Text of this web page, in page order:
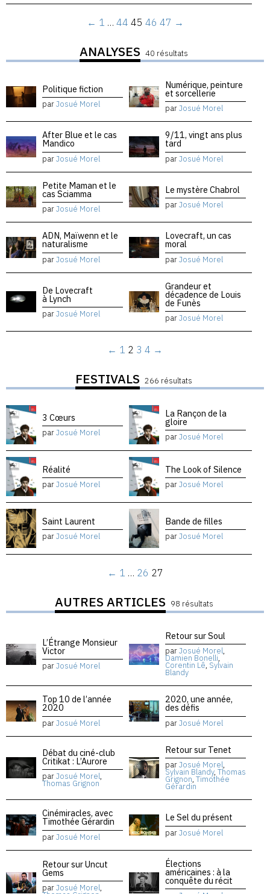
← 1 … 44 45 46 47 →
ANALYSES 40 résultats
Politique fiction
parJosué Morel
Numérique, peinture
et sorcellerie
parJosué Morel
After Blue et le cas
Mandico
parJosué Morel
9/11, vingt ans plus
tard
parJosué Morel
Petite Maman et le
cas Sciamma
parJosué Morel
Le mystère Chabrol
parJosué Morel
ADN, Maïwenn et le
naturalisme
parJosué Morel
Lovecraft, un cas
moral
parJosué Morel
De Lovecraft
à Lynch
parJosué Morel
Grandeur et
décadence de Louis
de Funès
parJosué Morel
← 1 2 3 4 →
FESTIVALS 266 résultats
3 Cœurs
parJosué Morel
La Rançon de la
gloire
parJosué Morel
Réalité
parJosué Morel
The Look of Silence
parJosué Morel
Saint Laurent
parJosué Morel
Bande de filles
parJosué Morel
← 1 … 26 27
AUTRES ARTICLES 98 résultats
L’Étrange Monsieur
Victor
parJosué Morel
Retour sur Soul
parJosué Morel,
Damien Bonelli,
Corentin Lê, Sylvain
Blandy
Top 10 de l’année
2020
parJosué Morel
2020, une année,
des défis
parJosué Morel
Débat du ciné-club
Critikat : L’Aurore
parJosué Morel,
Thomas Grignon
Retour sur Tenet
parJosué Morel,
Sylvain Blandy, Thomas
Grignon, Timothée
Gérardin
Cinémiracles, avec
Timothée Gérardin
parJosué Morel
Le Sel du présent
parJosué Morel
Retour sur Uncut
Gems
parJosué Morel,
Élections
américaines : à la
conquête du récit